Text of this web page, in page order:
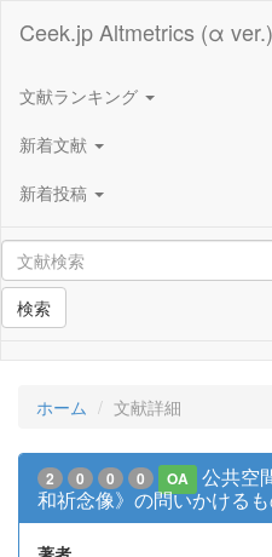
Ceek.jp Altmetrics (α ver.)
文献ランキング
新着文献
新着投稿
検索
ホーム 文献詳細
2 0 0 0 OA
公共空
和祈念像》の問いかける